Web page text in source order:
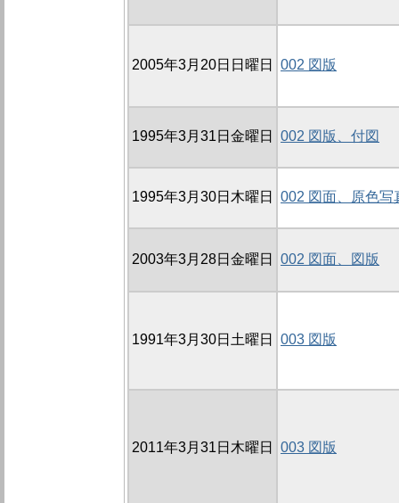
2005年3月20日日曜日 002 図版
1995年3月31日金曜日 002 図版、付図
1995年3月30日木曜日 002 図面、原色写
2003年3月28日金曜日 002 図面、図版
1991年3月30日土曜日 003 図版
2011年3月31日木曜日 003 図版